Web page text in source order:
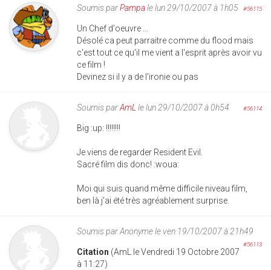
Soumis parPampale lun 29/10/2007 à 1h05 #56115
Un Chef d'oeuvre ...
Désolé ca peut parraitre comme du flood mais
c'est tout ce qu'il me vient a l'esprit après avoir vu
ce film !
Devinez si il y a de l'ironie ou pas
Soumis parAmLle lun 29/10/2007 à 0h54 #56114
Big :up: !!!!!!!!
Je viens de regarder Resident Evil.
Sacré film dis donc! :woua:
Moi qui suis quand même difficile niveau film,
ben là j'ai été très agréablement surprise.
Soumis parAnonymele ven 19/10/2007 à 21h49
#56113
Citation (AmL le Vendredi 19 Octobre 2007
à 11:27)